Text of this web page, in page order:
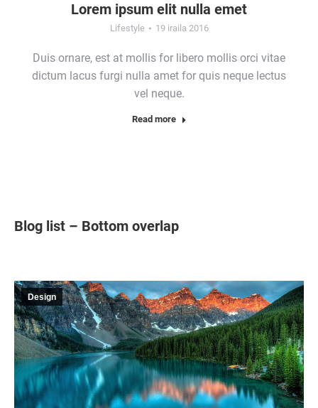
Lorem ipsum elit nulla emet
Lifestyle 19 iraila 2016
Duis ornare, est at mollis for libero mollis orci vitae
dictum lacus furgi nulla amet for quis neque lectus
vel neque.
Read more
Blog list – Bottom overlap
Design